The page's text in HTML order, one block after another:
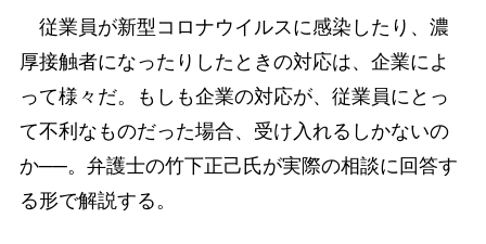
従業員が新型コロナウイルスに感染したり、濃
厚接触者になったりしたときの対応は、企業によ
って様々だ。もしも企業の対応が、従業員にとっ
て不利なものだった場合、受け入れるしかないの
か──。弁護士の竹下正己氏が実際の相談に回答す
る形で解説する。